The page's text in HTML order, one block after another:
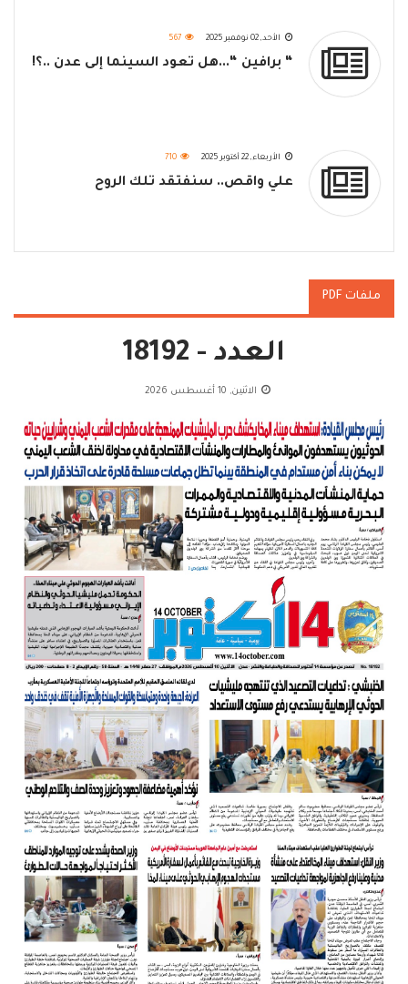
الأحد, 02 نوفمبر 2025 567
“ برافين “...هل تعود السينما إلى عدن ..؟!
الأربعاء, 22 أكتوبر 2025 710
علي واقص.. سنفتقد تلك الروح
ملفات PDF
العدد - 18192
الاثنين, 10 أغسطس 2026